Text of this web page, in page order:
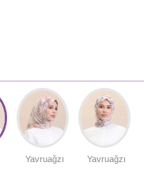
Yavruağzı Yavruağzı